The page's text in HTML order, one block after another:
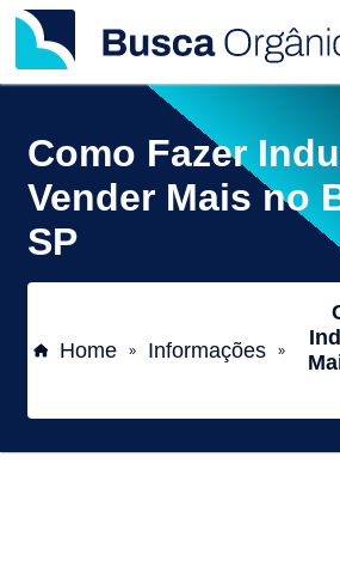
Como Fazer
Vender Mais no
SP
Home » Informações »